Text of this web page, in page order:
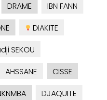
DRAME
IBN FANN
DIAKITE
SEKOU
AHSSANE
CISSE
DJAQUITE